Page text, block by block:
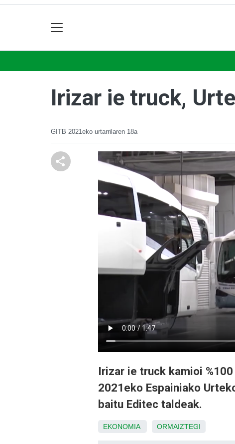
Irizar ie truck,
GITB 2021eko urtarrilaren 18a
Irizar ie truck kamioi
2021eko Espainiako
baitu Editec taldeak.
EKONOMIA ORMAIZTEGI